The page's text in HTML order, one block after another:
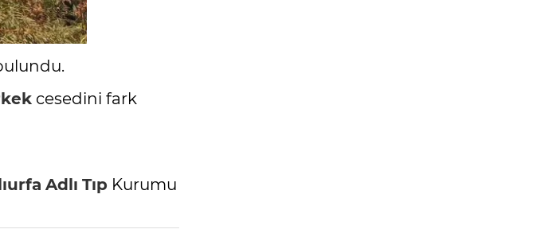
cesedini fark
Adlı Tıp Kurumu